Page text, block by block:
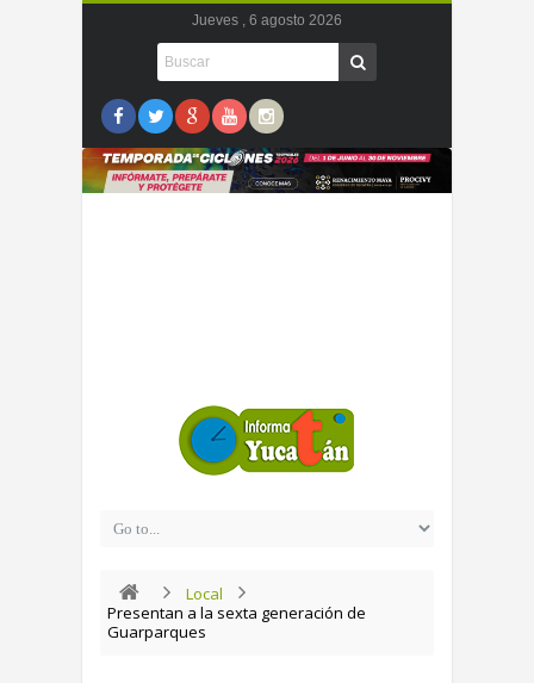
Jueves , 6 agosto 2026
Local
Presentan a la sexta generación de
Guarparques